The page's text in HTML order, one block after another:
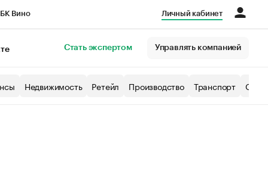
Вино Личный кабинет
Стать экспертом Управлять компанией
Недвижимость Ретейл Производство Транспорт